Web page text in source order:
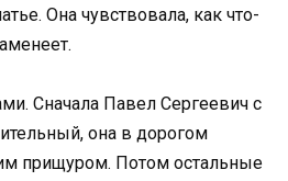
Она чувствовала, как что-
Сначала Павел Сергеевич с
она в дорогом
прищуром. Потом остальные